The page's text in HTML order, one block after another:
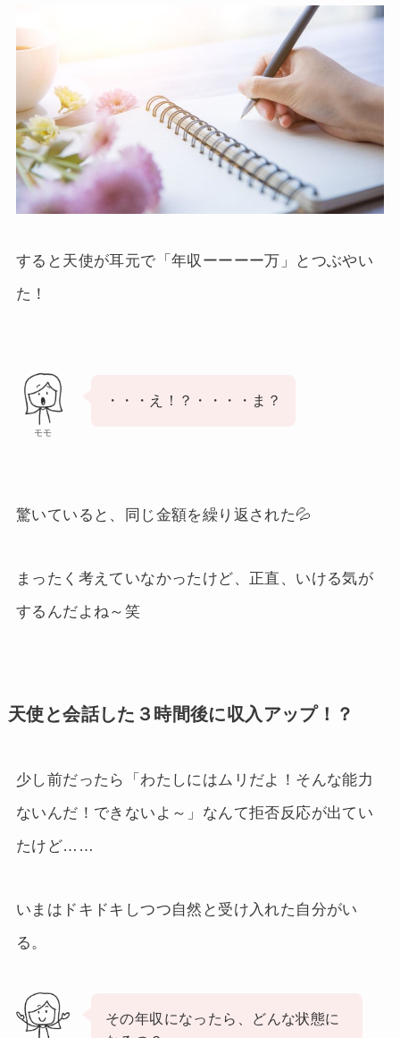
すると天使が耳元で「年収ーーーー万」とつぶやい
た！
モモ
・・・え！？・・・・ま？
驚いていると、同じ金額を繰り返された💦
まったく考えていなかったけど、正直、いける気が
するんだよね～笑
天使と会話した３時間後に収入アップ！？
少し前だったら「わたしにはムリだよ！そんな能力
ないんだ！できないよ～」なんて拒否反応が出てい
たけど……
いまはドキドキしつつ自然と受け入れた自分がい
る。
その年収になったら、どんな状態に